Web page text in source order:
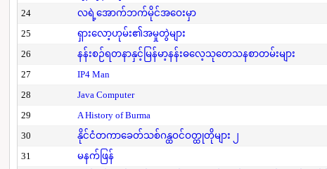
24
လရဲ့အောက်ဘက်မိုင်အဝေးမှာ
25
ရှားလော့ဟုမ်း၏အမှုတွဲများ
26
နန်းစဉ်ရတနာနှင့်မြန်မာ့နန်းဓလေ့သုတေသနစာတမ်းများ
27
IP4 Man
28
Java Computer
29
A History of Burma
30
နိုင်ငံတကာခေတ်သစ်ဂန္ထဝင်ဝတ္ထုတိုများ ၂
31
မနက်ဖြန်